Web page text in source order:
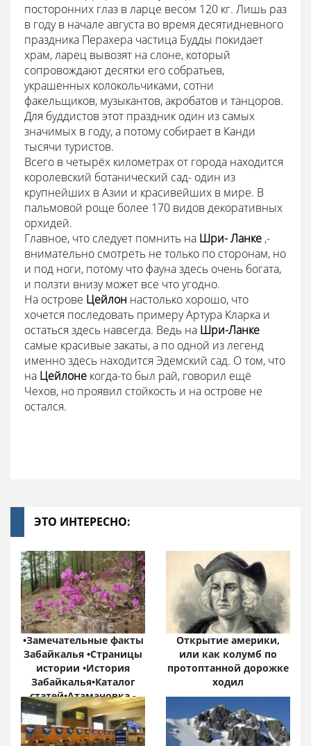
посторонних глаз в ларце весом 120 кг. Лишь раз
в году в начале августа во время десятидневного
праздника Перахера частица Будды покидает
храм, ларец вывозят на слоне, который
сопровождают десятки его собратьев,
украшенных колокольчиками, сотни
факельщиков, музыкантов, акробатов и танцоров.
Для буддистов этот праздник один из самых
значимых в году, а потому собирает в Канди
тысячи туристов.
Всего в четырёх километрах от города находится
королевский ботанический сад- один из
крупнейших в Азии и красивейших в мире. В
пальмовой роще более 170 видов декоративных
орхидей.
Главное, что следует помнить на Шри- Ланке ,-
внимательно смотреть не только по сторонам, но
и под ноги, потому что фауна здесь очень богата,
и ползти внизу может все что угодно.
На острове Цейлон настолько хорошо, что
хочется последовать примеру Артура Кларка и
остаться здесь навсегда. Ведь на Шри-Ланке
самые красивые закаты, а по одной из легенд
именно здесь находится Эдемский сад. О том, что
на Цейлоне когда-то был рай, говорил ещё
Чехов, но проявил стойкость и на острове не
остался.
ЭТО ИНТЕРЕСНО:
•Замечательные факты
Забайкалья •Страницы
истории •История
Забайкалья•Каталог
статей•Атамановка -
Онлайн•
Забайкальский край:
цифры и факты
Открытие америки,
или как колумб по
протоптанной дорожке
ходил